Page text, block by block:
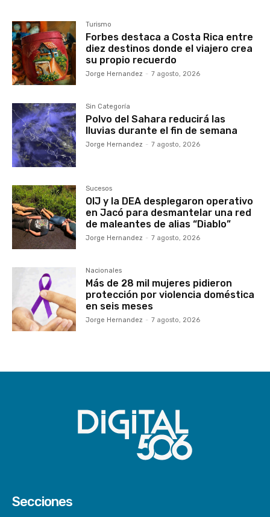
Turismo
Forbes destaca a Costa Rica entre
diez destinos donde el viajero crea
su propio recuerdo
Jorge Hernandez - 7 agosto, 2026
Sin Categoría
Polvo del Sahara reducirá las
lluvias durante el fin de semana
Jorge Hernandez - 7 agosto, 2026
Sucesos
OIJ y la DEA desplegaron operativo
en Jacó para desmantelar una red
de maleantes de alias “Diablo”
Jorge Hernandez - 7 agosto, 2026
Nacionales
Más de 28 mil mujeres pidieron
protección por violencia doméstica
en seis meses
Jorge Hernandez - 7 agosto, 2026
Secciones